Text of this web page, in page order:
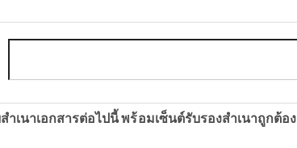
ำเนาเอกสารต่อไปนี้ พร้อมเซ็นต์รับรองสำเนาถูกต้อง